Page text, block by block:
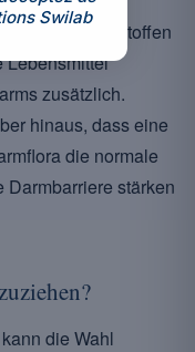
und Ballaststoffen
Lebensmittel
zusätzlich.
hinaus, dass eine
die normale
Darmbarriere stärken
die Wahl
Swilab